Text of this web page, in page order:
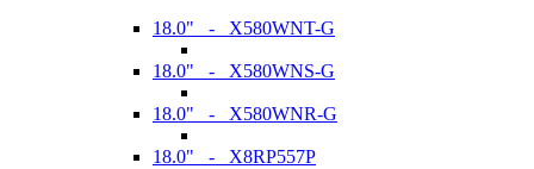
18.0" - X580WNT-G
18.0" - X580WNS-G
18.0" - X580WNR-G
18.0" - X8RP557P